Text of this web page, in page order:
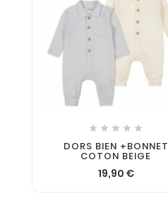
    
DORS BIEN +BONNET
COTON BEIGE
19,90 €